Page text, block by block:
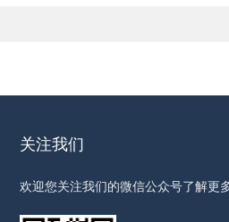
关注我们
欢迎您关注我们的微信公众号了解更